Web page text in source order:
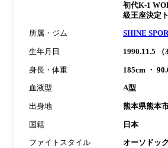
初代K-1
級王座決定
所属・ジム SHINE
生年月日 1990.11.5 （
身長・体重 185cm ・
血液型 A型
出身地 熊本県熊本
国籍 日本
ファイトスタイル オーソドッ